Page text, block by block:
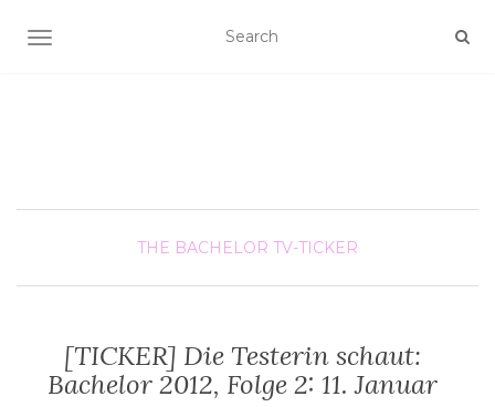
SCHALTE NAVIGATION
THE BACHELOR TV-TICKER
[TICKER] Die Testerin schaut:
Bachelor 2012, Folge 2: 11. Januar